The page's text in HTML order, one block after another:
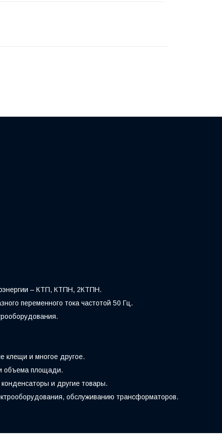
– КТП, КТПН, 2КТПН.
переменного тока частотой 50 Гц.
клещи и многое другое.
объема площади.
и другие товары.
обслуживанию трансформаторов.